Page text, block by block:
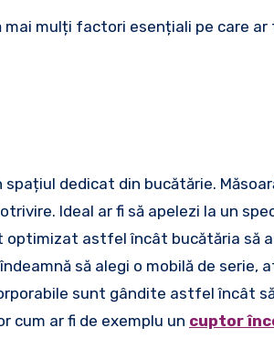
dedicat din bucătărie.
Ideal ar fi să apelezi la un
astfel încât bucătăria să
să alegi o mobilă de serie,
sunt gândite astfel încât
cum ar fi de exemplu un cuptor